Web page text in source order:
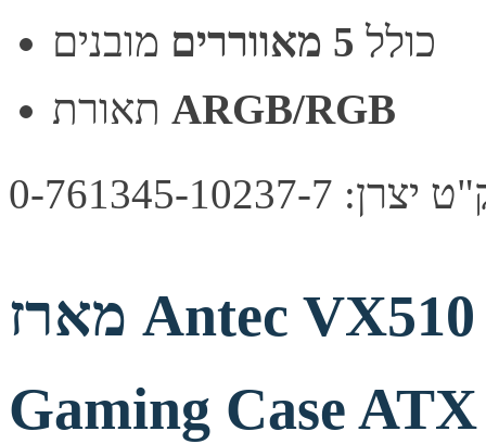
כולל 5 מאווררים
מובנים
ARGB/RGB
0-761345-10237-7
מארז Antec VX510 ARGB Mid-Tower
Gaming Case